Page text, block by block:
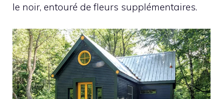
le noir, entouré de fleurs supplémentaires.